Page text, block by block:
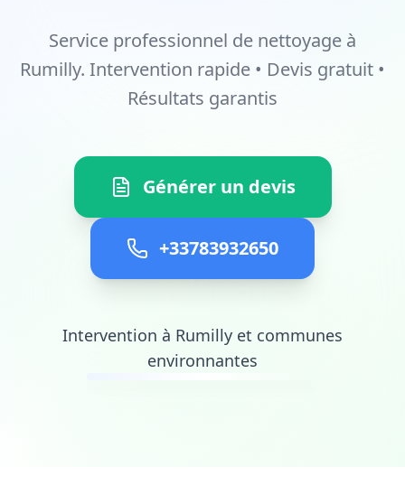
Service professionnel de nettoyage à
Rumilly. Intervention rapide • Devis gratuit •
Résultats garantis
Générer un devis
+33783932650
Intervention à Rumilly et communes
environnantes